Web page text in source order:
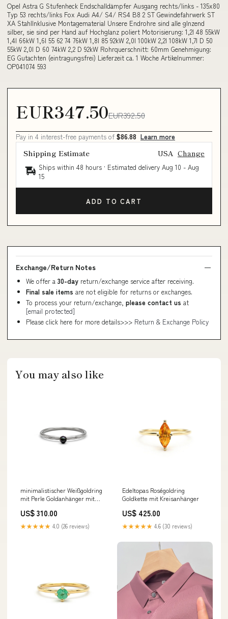
Opel Astra G Stufenheck Endschalldämpfer Ausgang rechts/links - 135x80
Typ 53 rechts/links Fox Audi A4/ S4/ RS4 B8 2 ST Gewindefahrwerk ST
XA StahlInklusive Montagematerial Unsere Endrohre sind alle glnzend
silber, sie sind per Hand auf Hochglanz poliert Motorisierung: 1,2l 48 55kW
1,4l 66kW 1,6l 55 62 74 76kW 1,8l 85 92kW 2,0l 100kW 2,2l 108kW 1,7l D 50
55kW 2,0l D 60 74kW 2,2 D 92kW Rohrquerschnitt: 60mm Genehmigung:
EG Gutachten (eintragungsfrei) Lieferzeit ca. 1 Woche Artikelnummer:
OP041074 593
EUR347.50EUR392.50
Pay in 4 interest-free payments of $86.88 Learn more
Shipping Estimate USA Change
Ships within 48 hours · Estimated delivery Aug 10 - Aug
15
ADD TO CART
Exchange/Return Notes
We offer a 30-day return/exchange service after receiving.
Final sale items are not eligible for returns or exchanges.
To process your return/exchange, please contact us at
[email protected]
Please click here for more details>>> Return & Exchange Policy
You may also like
minimalistischer Weißgoldring
mit Perle Goldanhänger mit
US$ 310.00
★★★★★ 4.0 (26 reviews)
Edeltopas Roségoldring
Goldkette mit Kreisanhänger
US$ 425.00
★★★★★ 4.6 (30 reviews)